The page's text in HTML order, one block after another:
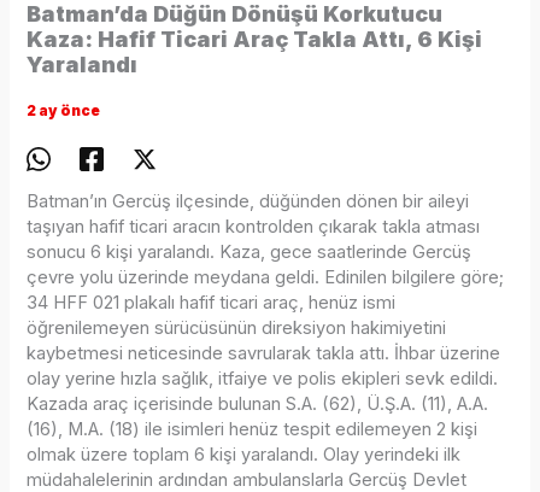
Batman’da Düğün Dönüşü Korkutucu
Kaza: Hafif Ticari Araç Takla Attı, 6 Kişi
Yaralandı
2 ay önce
Batman’ın Gercüş ilçesinde, düğünden dönen bir aileyi
taşıyan hafif ticari aracın kontrolden çıkarak takla atması
sonucu 6 kişi yaralandı. Kaza, gece saatlerinde Gercüş
çevre yolu üzerinde meydana geldi. Edinilen bilgilere göre;
34 HFF 021 plakalı hafif ticari araç, henüz ismi
öğrenilemeyen sürücüsünün direksiyon hakimiyetini
kaybetmesi neticesinde savrularak takla attı. İhbar üzerine
olay yerine hızla sağlık, itfaiye ve polis ekipleri sevk edildi.
Kazada araç içerisinde bulunan S.A. (62), Ü.Ş.A. (11), A.A.
(16), M.A. (18) ile isimleri henüz tespit edilemeyen 2 kişi
olmak üzere toplam 6 kişi yaralandı. Olay yerindeki ilk
müdahalelerinin ardından ambulanslarla Gercüş Devlet